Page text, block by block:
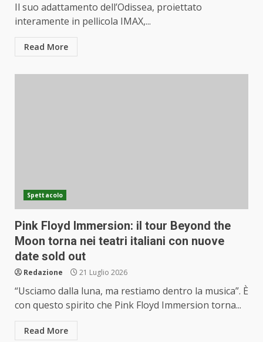
Il suo adattamento dell’Odissea, proiettato
interamente in pellicola IMAX,...
Read More
Spettacolo
Pink Floyd Immersion: il tour Beyond the
Moon torna nei teatri italiani con nuove
date sold out
Redazione 21 Luglio 2026
“Usciamo dalla luna, ma restiamo dentro la musica”. È
con questo spirito che Pink Floyd Immersion torna...
Read More